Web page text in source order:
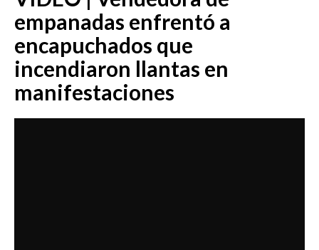
empanadas enfrentó a
encapuchados que
incendiaron llantas en
manifestaciones